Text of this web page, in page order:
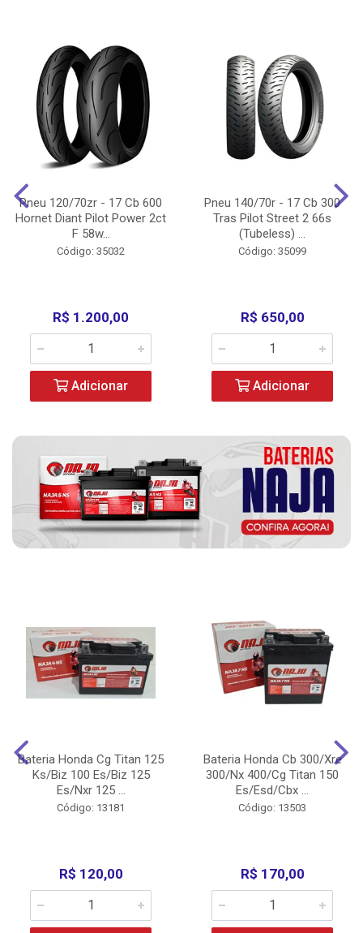
Pneu 120/70zr - 17 Cb 600
Hornet Diant Pilot Power 2ct
F 58w...
Código: 35032
R$ 1.200,00
Adicionar
Pneu 140/70r - 17 Cb 300
Tras Pilot Street 2 66s
(Tubeless) ...
Código: 35099
R$ 650,00
Adicionar
Bateria Honda Cg Titan 125
Ks/Biz 100 Es/Biz 125
Es/Nxr 125 ...
Código: 13181
R$ 120,00
Bateria Honda Cb 300/Xre
300/Nx 400/Cg Titan 150
Es/Esd/Cbx ...
Código: 13503
R$ 170,00